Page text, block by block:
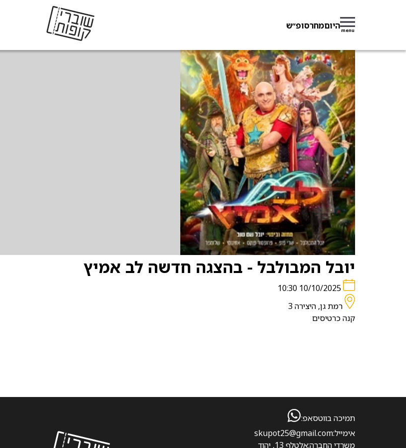
menuהיוםמחרסופ״ש
יובל המבולבל - בהצגה חדשה לב אמיץ
10/10/2025 10:30
רמת גן, היצירה 3
קנה כרטיסים
תמיכה בווטסאפ:
skupot25@gmail.comאימייל:
אלטלף 13, יהודמשרדי החברה: